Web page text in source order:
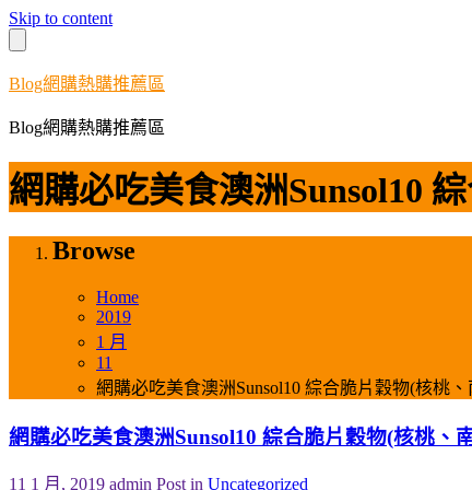
Skip to content
Blog網購熱購推薦區
Blog網購熱購推薦區
網購必吃美食澳洲Sunsol10
Browse
Home
2019
1 月
11
網購必吃美食澳洲Sunsol10 綜合脆片穀物(核桃
網購必吃美食澳洲Sunsol10 綜合脆片穀物(核桃、
11 1 月, 2019 admin Post in Uncategorized